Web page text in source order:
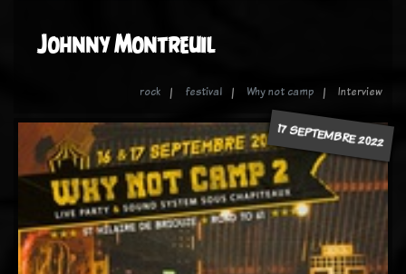
Johnny Montreuil
rock festival Why not camp Interview
17 SEPTEMBRE 2022